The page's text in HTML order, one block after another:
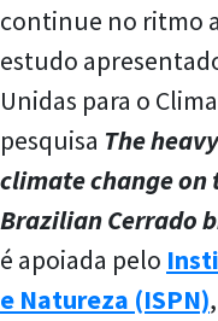
continue no ritmo
estudo
Unidas para o
pesquisa The
climate change on
Brazilian Cerrado
é apoiada pelo
e Natureza (ISPN)